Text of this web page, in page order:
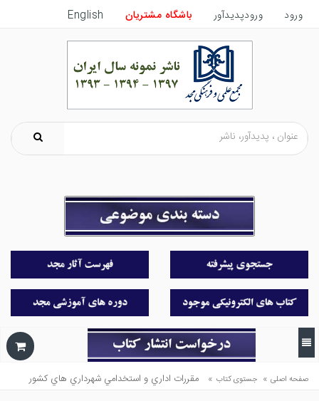
ورود ورودپدیدآور باشگاه مشتریان English
صفحه اصلی » جستوی کتاب » مقررات اداري و استخدامي شهرداري هاي كشور